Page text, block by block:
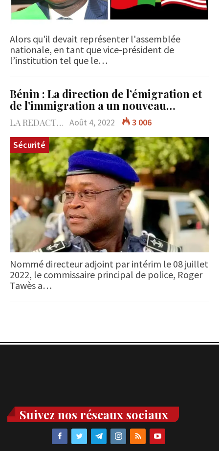
Alors qu'il devait représenter l'assemblée
nationale, en tant que vice-président de
l’institution tel que le…
Bénin : La direction de l’émigration et
de l’immigration a un nouveau…
LA REDACTION Août 4, 2022
3 006
Sécurité
Nommé directeur adjoint par intérim le 08 juillet
2022, le commissaire principal de police, Roger
Tawès a…
Suivez nos réseaux sociaux